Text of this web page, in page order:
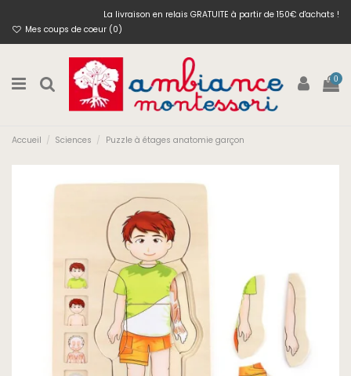
La livraison en relais GRATUITE à partir de 150€ d'achats !
Mes coups de coeur (0)
0
Accueil Sciences Puzzle à étages anatomie garçon